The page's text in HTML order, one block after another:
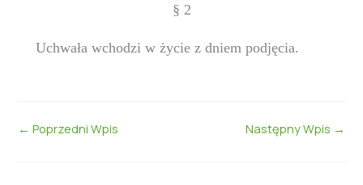
§ 2
Uchwała wchodzi w życie z dniem podjęcia.
← Poprzedni Wpis Następny Wpis →